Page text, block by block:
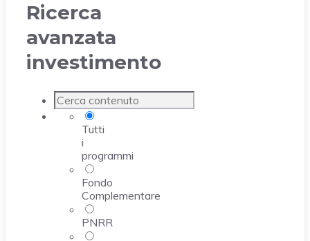
Ricerca
avanzata
investimento
Tutti
i
programmi
Fondo
Complementare
PNRR